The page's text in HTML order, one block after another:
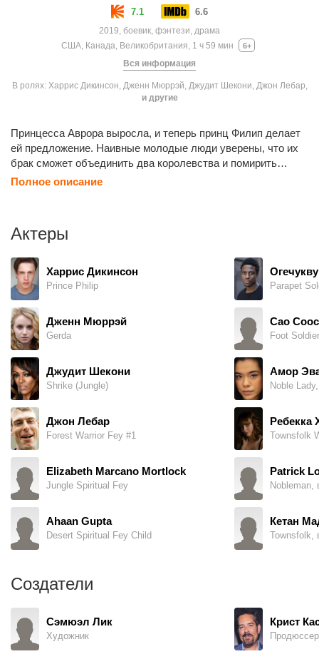
7.1 6.6
2019, боевик, фэнтези, драма
США, Канада, Великобритания, 1 ч 59 мин
6+
Вся информация
В ролях: Харрис Дикинсон, Дженн Мюррэй, Джудит Шекони, Джон Лебар,
и другие
Принцесса Аврора выросла, и теперь принц Филип делает
ей предложение. Наивные молодые люди уверены, что их
брак сможет объединить два королевства и помирить
людей с волшебными существами, но не тут-то было.
король слегает с недомоганием явно магического свойства,
Полное описание
Актеры
Харрис Дикинсон
Prince Philip
Дженн Мюррэй
Gerda
Джудит Шекони
Shrike (Jungle)
Джон Лебар
Forest Warrior Fey #1
Elizabeth Marcano Mortlock
Jungle Spiritual Fey
Ahaan Gupta
Desert Spiritual Fey Child
Parapet
Cao Cooc
Foot
Амор
Noble
Ребекка
Townsfolk
Patrick
Nobleman,
Кетан
Townsfolk,
Создатели
Сэмюэл Лик
Художник
Крист
Продюссер